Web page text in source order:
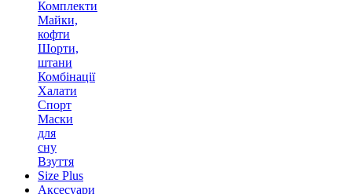
Комплекти
Майки,
кофти
Шорти,
штани
Комбінації
Халати
Спорт
Маски
для
сну
Взуття
Size Plus
Аксесуари